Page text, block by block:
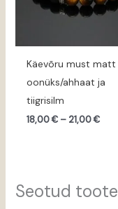
Käevõru must matt
oonüks/ahhaat ja
tiigrisilm
18,00€ – 21,00€
Seotud